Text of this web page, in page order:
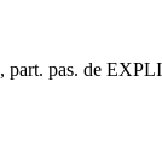
pas. de